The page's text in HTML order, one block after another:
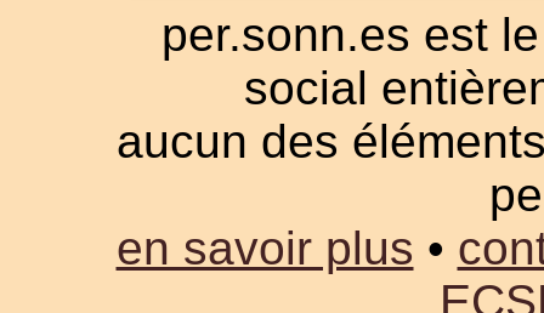
per.sonn.es est
social
aucun des
en savoir plus •